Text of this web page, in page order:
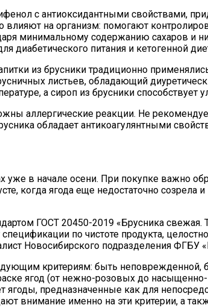
с антиоксидантными свойствами,
влияют на организм: помогают
минимальному содержанию сахаров и
диабетического питания и кетогенной
из брусники традиционно
листьев, обладающий
а сироп из брусники способствует
аллергические реакции. Не
обладает антикоагулянтными
в начале осени. При покупке важно
когда ягода еще недостаточно
ГОСТ 20450-2019 «Брусника
по чистоте продукта,
Новосибирского подразделения
критериям: быть неповрежденной,
ягод (от нежно-розовых до
предназначенные как для
внимание именно на эти критерии, а